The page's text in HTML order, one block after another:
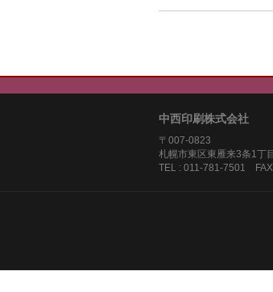
中西印刷株式会社
〒007-0823
札幌市東区東雁
TEL : 011-781-7501